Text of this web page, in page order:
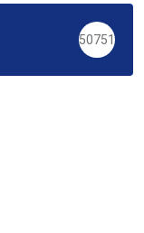
50751